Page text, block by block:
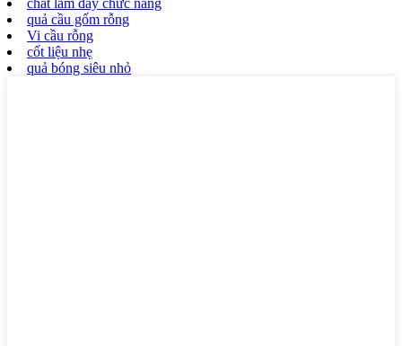
chất làm đầy chức năng
quả cầu gốm rỗng
Vi cầu rỗng
cốt liệu nhẹ
quả bóng siêu nhỏ